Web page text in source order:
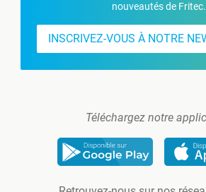
nouveautés de Fritec.
INSCRIVEZ-VOUS À NOTRE
Téléchargez notre